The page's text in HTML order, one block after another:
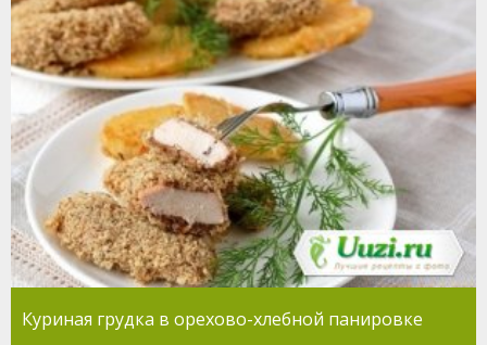
Куриная грудка в орехово-хлебной панировке